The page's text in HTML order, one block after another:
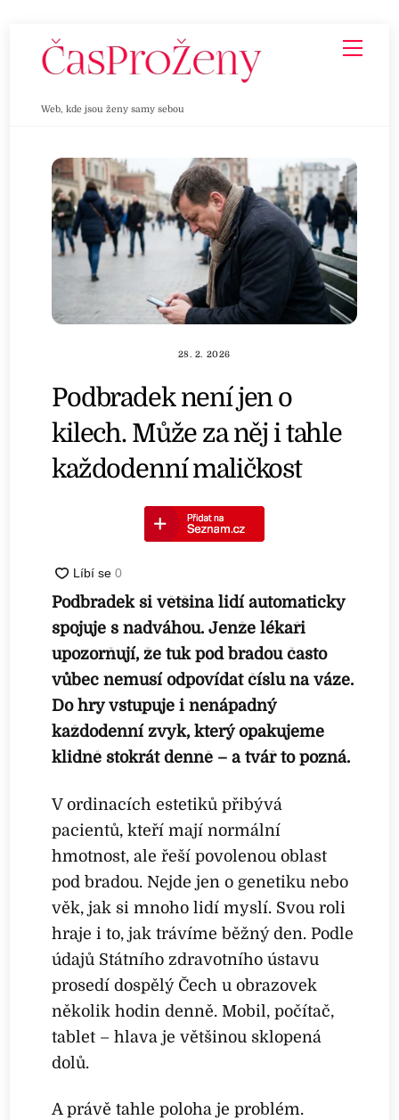
Web, kde jsou ženy samy sebou
28. 2. 2026
Podbradek není jen o
kilech. Může za něj i tahle
každodenní maličkost
Podbradek si většina lidí automaticky
spojuje s nadváhou. Jenže lékaři
upozorňují, že tuk pod bradou často
vůbec nemusí odpovídat číslu na váze.
Do hry vstupuje i nenápadný
každodenní zvyk, který opakujeme
klidně stokrát denně – a tvář to pozná.
V ordinacích estetiků přibývá
pacientů, kteří mají normální
hmotnost, ale řeší povolenou oblast
pod bradou. Nejde jen o genetiku nebo
věk, jak si mnoho lidí myslí. Svou roli
hraje i to, jak trávíme běžný den. Podle
údajů Státního zdravotního ústavu
prosedí dospělý Čech u obrazovek
několik hodin denně. Mobil, počítač,
tablet – hlava je většinou sklopená
dolů.
A právě tahle poloha je problém.